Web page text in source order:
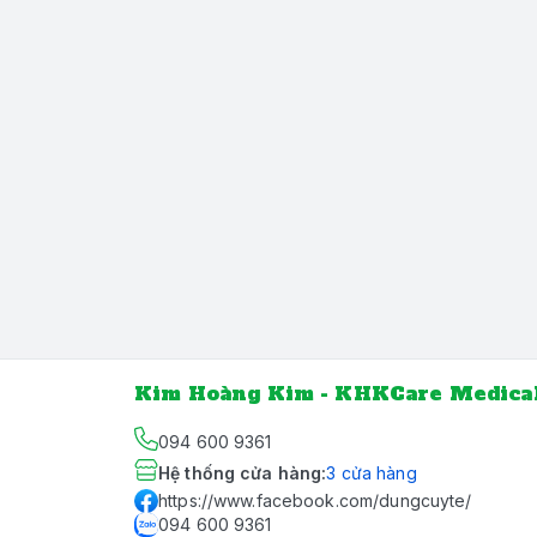
Kim Hoàng Kim - KHKCare
094 600 9361
Hệ thống cửa hàng:3 cửa hàng
https://www.facebook.com/dungcuyte/
094 600 9361